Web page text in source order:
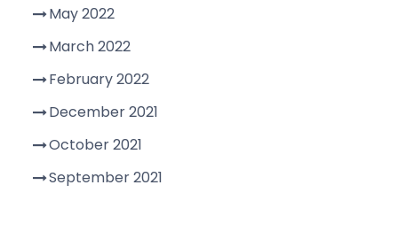
May 2022
March 2022
February 2022
December 2021
October 2021
September 2021